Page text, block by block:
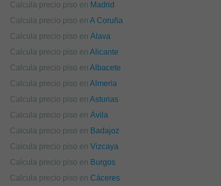
Calcula precio piso en Madrid
Calcula precio piso en A Coruña
Calcula precio piso en Álava
Calcula precio piso en Alicante
Calcula precio piso en Albacete
Calcula precio piso en Almería
Calcula precio piso en Asturias
Calcula precio piso en Ávila
Calcula precio piso en Badajoz
Calcula precio piso en Vizcaya
Calcula precio piso en Burgos
Calcula precio piso en Cáceres